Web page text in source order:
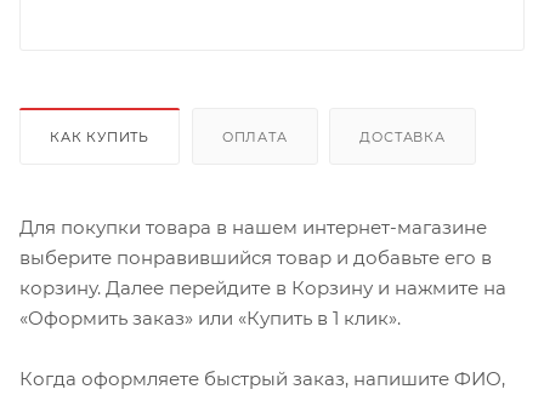
КАК КУПИТЬ ОПЛАТА ДОСТАВКА
Для покупки товара в нашем интернет-магазине
выберите понравившийся товар и добавьте его в
корзину. Далее перейдите в Корзину и нажмите на
«Оформить заказ» или «Купить в 1 клик».
Когда оформляете быстрый заказ, напишите ФИО,